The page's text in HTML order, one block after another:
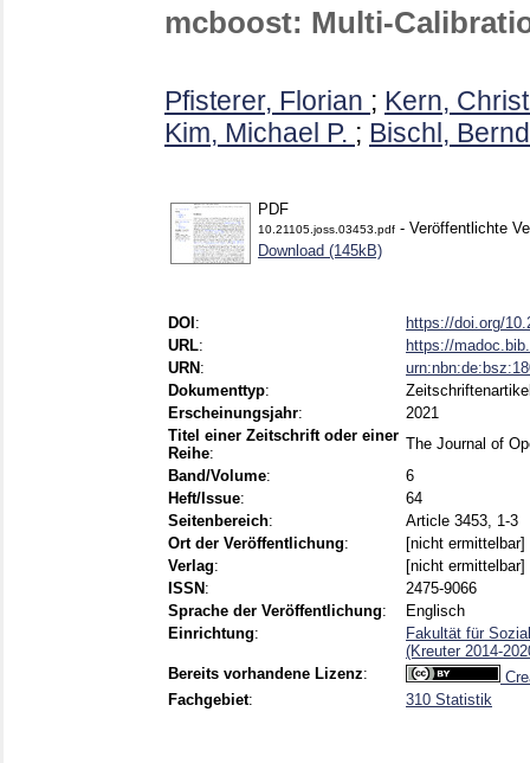
mcboost: Multi-
Pfisterer, Florian ; Kern,
Kim, Michael P. ; Bischl, Bernd
PDF
10.21105.joss.03453.pdf - Veröffentlichte
Download (145kB)
DOI :
https://doi.org/
URL:
https://
URN :
Dokumenttyp:
Erscheinungsjahr:
2021
Titel einer Zeitschrift oder einer
Reihe:
The Journal of
Band/Volume:
6
Heft/Issue:
64
Seitenbereich:
Article 3453, 1-3
Ort der Veröffentlichung:
[nicht ermittelbar]
Verlag:
[nicht ermittelbar]
ISSN :
2475-9066
Sprache der Veröffentlichung:
Englisch
Einrichtung:
Fakultät für
(Kreuter 2014-
Bereits vorhandene Lizenz:
Fachgebiet: 310 Statistik